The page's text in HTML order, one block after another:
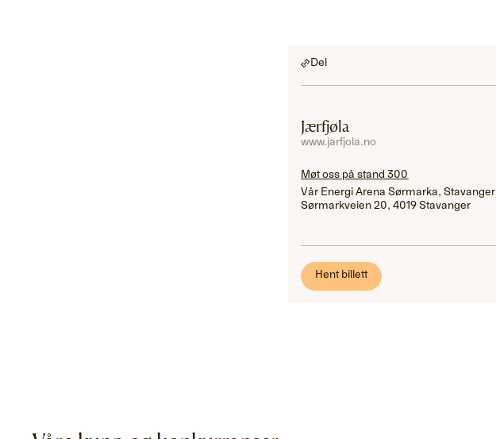
Del
Jærfjøla
www.jarfjola.no
Møt oss på stand 300
Vår Energi Arena Sørmarka, Stavanger
Sørmarkveien 20, 4019 Stavanger
Hent billett